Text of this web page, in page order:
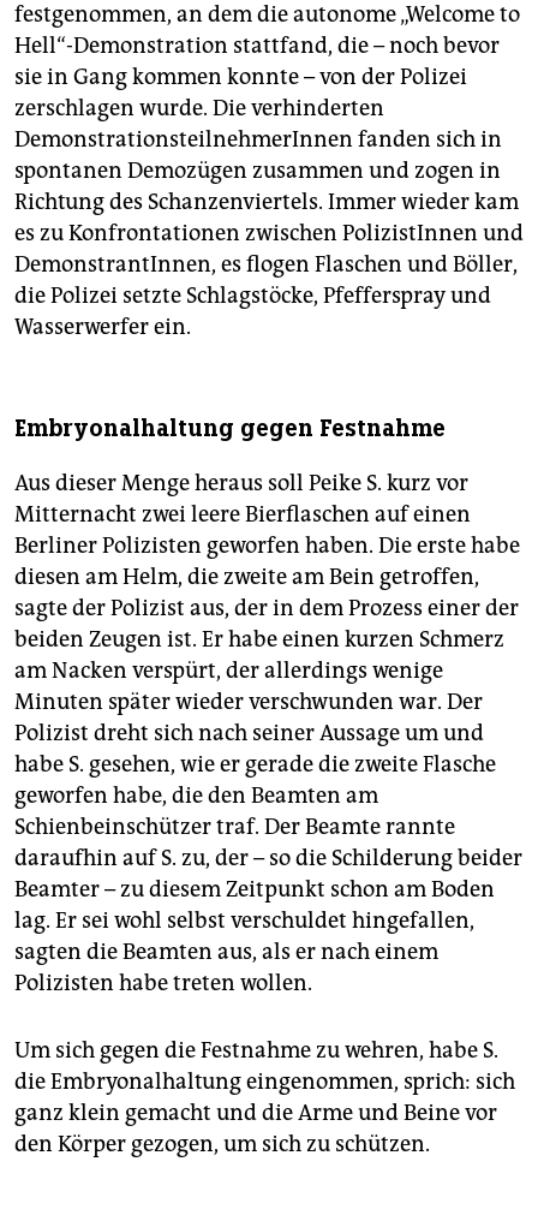
festgenommen, an dem die autonome „Welcome to
Hell“-Demonstration stattfand, die – noch bevor
sie in Gang kommen konnte – von der Polizei
zerschlagen wurde. Die verhinderten
DemonstrationsteilnehmerInnen fanden sich in
spontanen Demozügen zusammen und zogen in
Richtung des Schanzenviertels. Immer wieder kam
es zu Konfrontationen zwischen PolizistInnen und
DemonstrantInnen, es flogen Flaschen und Böller,
die Polizei setzte Schlagstöcke, Pfefferspray und
Wasserwerfer ein.
Embryonalhaltung gegen Festnahme
Aus dieser Menge heraus soll Peike S. kurz vor
Mitternacht zwei leere Bierflaschen auf einen
Berliner Polizisten geworfen haben. Die erste habe
diesen am Helm, die zweite am Bein getroffen,
sagte der Polizist aus, der in dem Prozess einer der
beiden Zeugen ist. Er habe einen kurzen Schmerz
am Nacken verspürt, der allerdings wenige
Minuten später wieder verschwunden war. Der
Polizist dreht sich nach seiner Aussage um und
habe S. gesehen, wie er gerade die zweite Flasche
geworfen habe, die den Beamten am
Schienbeinschützer traf. Der Beamte rannte
daraufhin auf S. zu, der – so die Schilderung beider
Beamter – zu diesem Zeitpunkt schon am Boden
lag. Er sei wohl selbst verschuldet hingefallen,
sagten die Beamten aus, als er nach einem
Polizisten habe treten wollen.
Um sich gegen die Festnahme zu wehren, habe S.
die Embryonalhaltung eingenommen, sprich: sich
ganz klein gemacht und die Arme und Beine vor
den Körper gezogen, um sich zu schützen.